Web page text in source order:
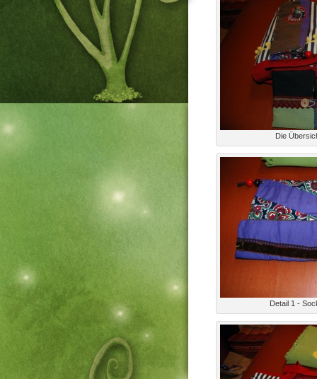
Die
Detail 1 -